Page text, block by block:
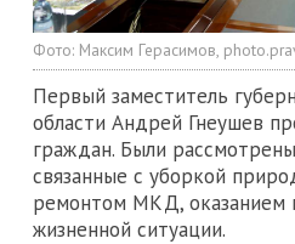
Фото: Максим Герасимов,
Первый заместитель
области Андрей Гнеушев
граждан. Были
связанные с уборкой
ремонтом МКД, оказанием
жизненной ситуации.